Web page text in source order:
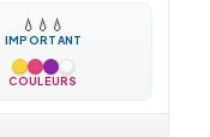
💧 💧 💧
IMPORTANT
COULEURS